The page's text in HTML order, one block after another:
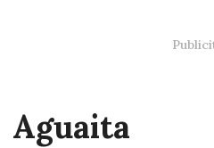
Aguaita